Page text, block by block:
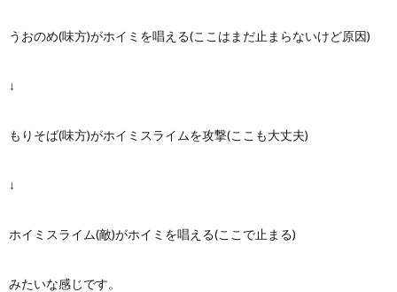
うおのめ(味方)がホイミを唱える(ここはまだ止まらないけど原因)
↓
もりそば(味方)がホイミスライムを攻撃(ここも大丈夫)
↓
ホイミスライム(敵)がホイミを唱える(ここで止まる)
みたいな感じです。